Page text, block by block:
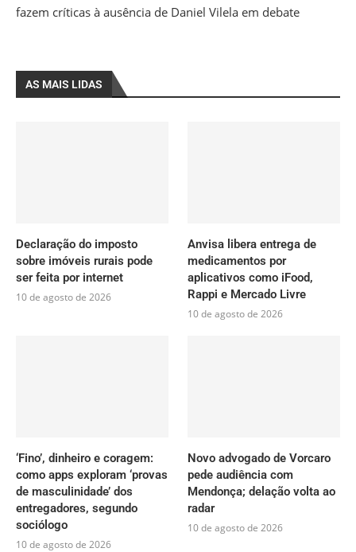
fazem críticas à ausência de Daniel Vilela em debate
AS MAIS LIDAS
Declaração do imposto
sobre imóveis rurais pode
ser feita por internet
10 de agosto de 2026
Anvisa libera entrega de
medicamentos por
aplicativos como iFood,
Rappi e Mercado Livre
10 de agosto de 2026
‘Fino’, dinheiro e coragem:
como apps exploram ‘provas
de masculinidade’ dos
entregadores, segundo
sociólogo
10 de agosto de 2026
Novo advogado de Vorcaro
pede audiência com
Mendonça; delação volta ao
radar
10 de agosto de 2026